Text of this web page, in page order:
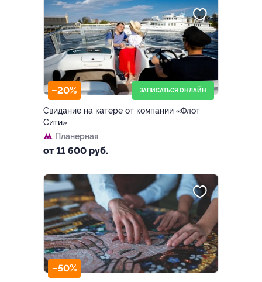
–20% ЗАПИСАТЬСЯ ОНЛАЙН
Свидание на катере от компании «Флот
Сити»
Планерная
от 11 600 руб.
–50%